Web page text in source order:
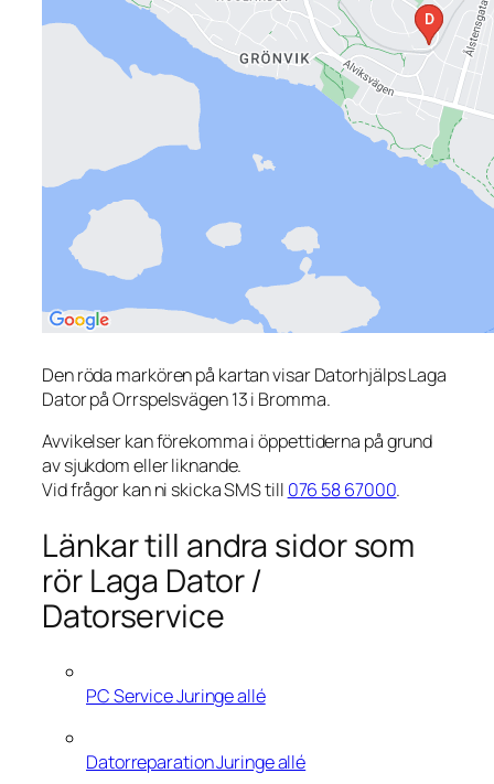
Den röda markören på kartan visar Datorhjälps Laga
Dator på Orrspelsvägen 13 i Bromma.
Avvikelser kan förekomma i öppettiderna på grund
av sjukdom eller liknande.
Vid frågor kan ni skicka SMS till 076 58 67000.
Länkar till andra sidor som
rör Laga Dator /
Datorservice
PC Service Juringe allé
Datorreparation Juringe allé